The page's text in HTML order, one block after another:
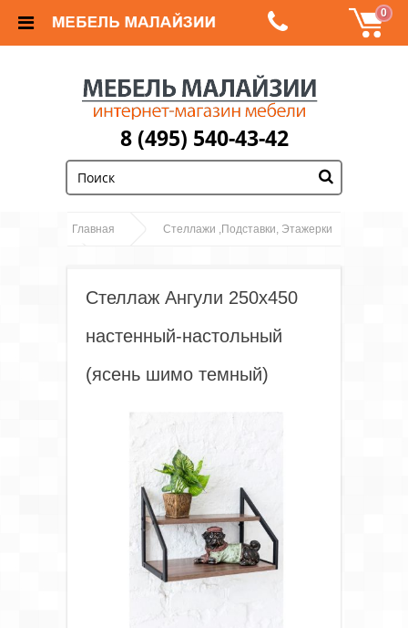
0
8 (495) 540-43-42
Главная Стеллажи ,Подставки, Этажерки
настольный (ясень шимо темный)
Стеллаж Ангули 250х450
настенный-настольный
(ясень шимо темный)